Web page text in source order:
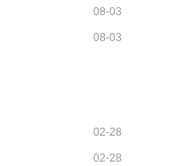
08-03
08-03
02-28
02-28